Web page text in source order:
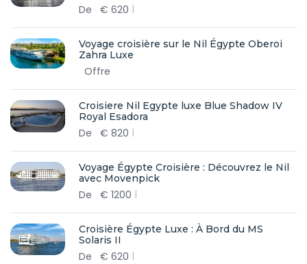
De € 620
Voyage croisière sur le Nil Égypte Oberoi
Zahra Luxe
Offre
Croisiere Nil Egypte luxe Blue Shadow IV
Royal Esadora
De € 820
Voyage Égypte Croisière : Découvrez le Nil
avec Movenpick
De € 1200
Croisière Égypte Luxe : À Bord du MS
Solaris II
De € 620